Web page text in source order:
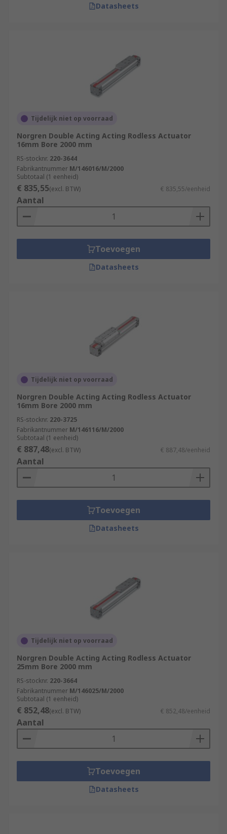
Datasheets
Tijdelijk niet op voorraad
Norgren Double Acting Acting Rodless Actuator
16mm Bore 2000 mm
RS-stocknr. 220-3644
Fabrikantnummer M/146016/M/2000
Subtotaal (1 eenheid)
€ 835,55(excl. BTW) € 835,55/eenheid
Aantal
Toevoegen
Datasheets
Tijdelijk niet op voorraad
Norgren Double Acting Acting Rodless Actuator
16mm Bore 2000 mm
RS-stocknr. 220-3725
Fabrikantnummer M/146116/M/2000
Subtotaal (1 eenheid)
€ 887,48(excl. BTW) € 887,48/eenheid
Aantal
Toevoegen
Datasheets
Tijdelijk niet op voorraad
Norgren Double Acting Acting Rodless Actuator
25mm Bore 2000 mm
RS-stocknr. 220-3664
Fabrikantnummer M/146025/M/2000
Subtotaal (1 eenheid)
€ 852,48(excl. BTW) € 852,48/eenheid
Aantal
Toevoegen
Datasheets